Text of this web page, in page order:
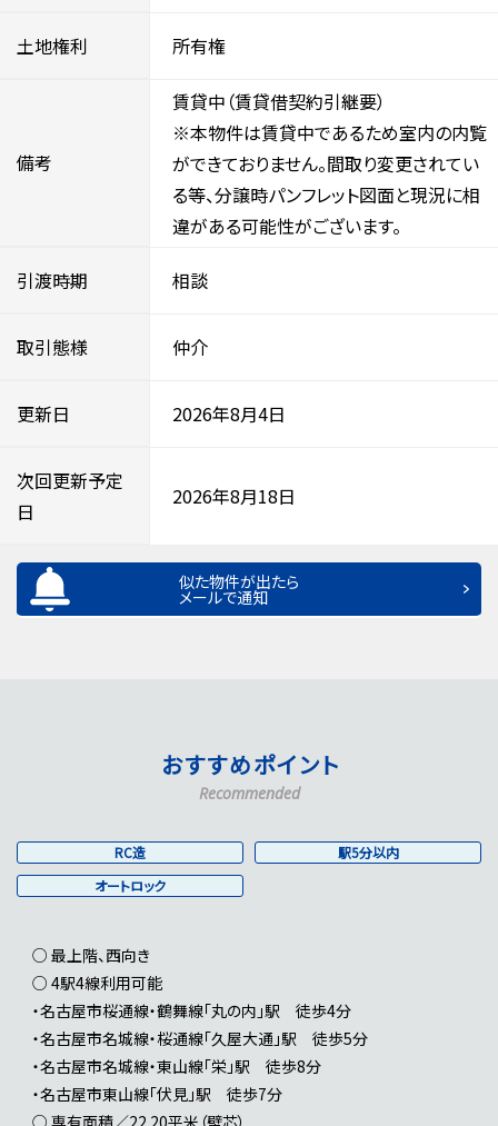
土地権利 所有権
備考
賃貸中（賃貸借契約引継要）
※本物件は賃貸中であるため室内の内覧
ができておりません。間取り変更されてい
る等、分譲時パンフレット図面と現況に相
違がある可能性がございます。
引渡時期 相談
取引態様 仲介
更新日 2026年8月4日
次回更新予定
日
2026年8月18日
似た物件が出たら
メールで通知
おすすめポイント
Recommended
RC造
駅5分以内
オートロック
○ 最上階、西向き
○ 4駅4線利用可能
・名古屋市桜通線・鶴舞線「丸の内」駅 徒歩4分
・名古屋市名城線・桜通線「久屋大通」駅 徒歩5分
・名古屋市名城線・東山線「栄」駅 徒歩8分
・名古屋市東山線「伏見」駅 徒歩7分
○ 専有面積／22.20平米（壁芯）